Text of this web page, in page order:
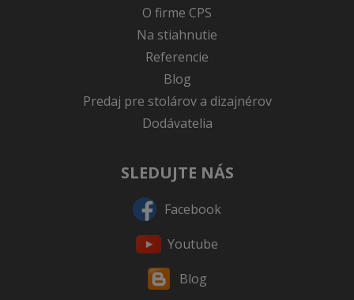
O firme CPS
Na stiahnutie
Referencie
Blog
Predaj pre stolárov a dizajnérov
Dodávatelia
SLEDUJTE NÁS
Facebook
Youtube
Blog